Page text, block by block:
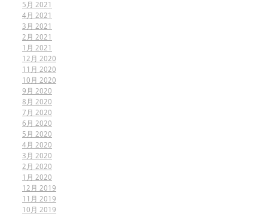
5月 2021
4月 2021
3月 2021
2月 2021
1月 2021
12月 2020
11月 2020
10月 2020
9月 2020
8月 2020
7月 2020
6月 2020
5月 2020
4月 2020
3月 2020
2月 2020
1月 2020
12月 2019
11月 2019
10月 2019